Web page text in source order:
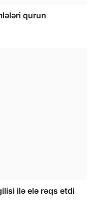
qurun
ilə elə rəqs etdi